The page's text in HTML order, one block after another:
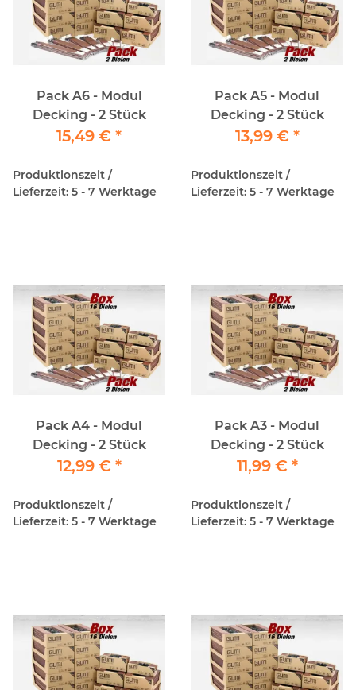
Pack A6 - Modul
Decking - 2 Stück
15,49 € *
Produktionszeit /
Lieferzeit: 5 - 7 Werktage
Pack A5 - Modul
Decking - 2 Stück
13,99 € *
Produktionszeit /
Lieferzeit: 5 - 7 Werktage
Pack A4 - Modul
Decking - 2 Stück
12,99 € *
Produktionszeit /
Lieferzeit: 5 - 7 Werktage
Pack A3 - Modul
Decking - 2 Stück
11,99 € *
Produktionszeit /
Lieferzeit: 5 - 7 Werktage